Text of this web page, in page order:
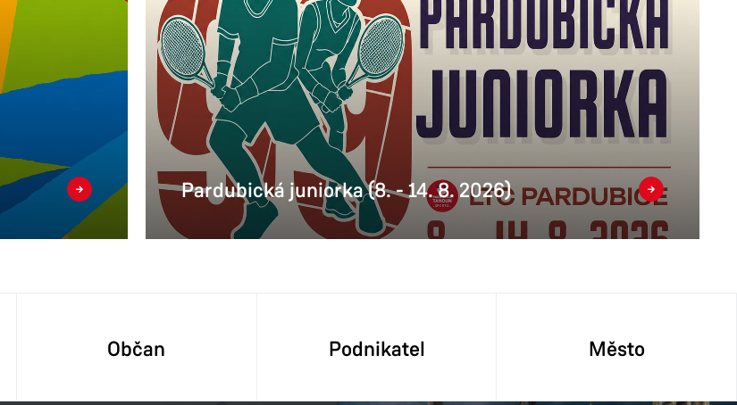
Pardubická juniorka (8. - 14. 8. 2026)
Občan Podnikatel Město